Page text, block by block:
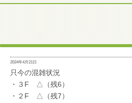
2024年4月21日
只今の混雑状況
・３F △（残6）
・２F △（残7）